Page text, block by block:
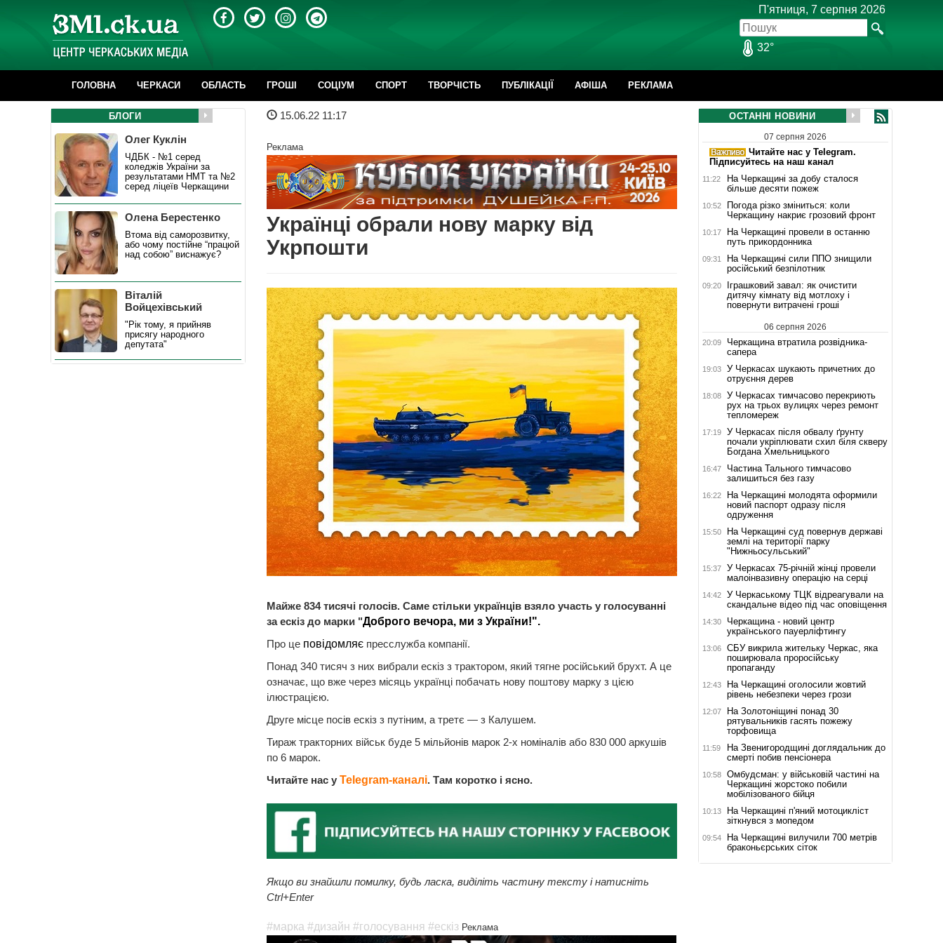
П'ятниця, 7 серпня 2026
32°
ГОЛОВНА ЧЕРКАСИ ОБЛАСТЬ ГРОШІ CОЦІУМ СПОРТ ТВОРЧІСТЬ ПУБЛІКАЦІЇ АФІША РЕКЛАМА
15.06.22 11:17
Реклама
Українці обрали нову марку від
Укрпошти
Майже 834 тисячі голосів. Саме стільки українців взяло участь у голосуванні
за ескіз до марки "Доброго вечора, ми з України!".
Про це повідомляє пресслужба компанії.
Понад 340 тисяч з них вибрали ескіз з трактором, який тягне російський брухт. А це
означає, що вже через місяць українці побачать нову поштову марку з цією
ілюстрацією.
Друге місце посів ескіз з путіним, а третє — з Калушем.
Тираж тракторних військ буде 5 мільйонів марок 2-х номіналів або 830 000 аркушів
по 6 марок.
Читайте нас у Telegram-каналі. Там коротко і ясно.
Якщо ви знайшли помилку, будь ласка, виділіть частину тексту і натисніть
Ctrl+Enter
#марка #дизайн #голосування #ескіз Реклама
БЛОГИ
Олег Куклін
ЧДБК - №1 серед
коледжів України за
результатами НМТ та №2
серед ліцеїв Черкащини
Олена Берестенко
Втома від саморозвитку,
або чому постійне “працюй
над собою” виснажує?
Віталій
Войцехівський
"Рік тому, я прийняв
присягу народного
депутата"
ОСТАННІ НОВИНИ
07 серпня 2026
Читайте нас у Telegram.
Підписуйтесь на наш канал
11:22
На Черкащині за добу сталося
більше десяти пожеж
10:52
Погода різко зміниться: коли
Черкащину накриє грозовий фронт
10:17
На Черкащині провели в останню
путь прикордонника
09:31
На Черкащині сили ППО знищили
російський безпілотник
09:20
Іграшковий завал: як очистити
дитячу кімнату від мотлоху і
повернути витрачені гроші
06 серпня 2026
20:09
Черкащина втратила розвідника-
сапера
19:03
У Черкасах шукають причетних до
отруєння дерев
18:08
У Черкасах тимчасово перекриють
рух на трьох вулицях через ремонт
тепломереж
17:19
У Черкасах після обвалу ґрунту
почали укріплювати схил біля скверу
Богдана Хмельницького
16:47
Частина Тального тимчасово
залишиться без газу
16:22
На Черкащині молодята оформили
новий паспорт одразу після
одруження
15:50
На Черкащині суд повернув державі
землі на території парку
"Нижньосульський"
15:37
У Черкасах 75-річній жінці провели
малоінвазивну операцію на серці
14:42
У Черкаському ТЦК відреагували на
скандальне відео під час оповіщення
14:30
Черкащина - новий центр
українського пауерліфтингу
13:06
СБУ викрила жительку Черкас, яка
поширювала проросійську
пропаганду
12:43
На Черкащині оголосили жовтий
рівень небезпеки через грози
12:07
На Золотоніщині понад 30
рятувальників гасять пожежу
торфовища
11:59
На Звенигородщині доглядальник до
смерті побив пенсіонера
10:58
Омбудсман: у військовій частині на
Черкащині жорстоко побили
мобілізованого бійця
10:13
На Черкащині п'яний мотоцикліст
зіткнувся з мопедом
09:54
На Черкащині вилучили 700 метрів
браконьєрських сіток